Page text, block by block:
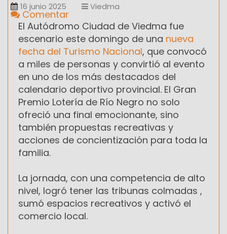
16 junio 2025 Viedma
Comentar
El Autódromo Ciudad de Viedma fue
escenario este domingo de una nueva
fecha del Turismo Nacional, que convocó
a miles de personas y convirtió al evento
en uno de los más destacados del
calendario deportivo provincial. El Gran
Premio Lotería de Río Negro no solo
ofreció una final emocionante, sino
también propuestas recreativas y
acciones de concientización para toda la
familia.
La jornada, con una competencia de alto
nivel, logró tener las tribunas colmadas ,
sumó espacios recreativos y activó el
comercio local.